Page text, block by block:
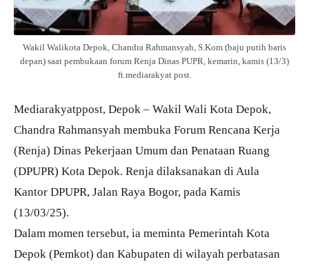
Wakil Walikota Depok, Chandra Rahmansyah, S.Kom (baju putih baris
depan) saat pembukaan forum Renja Dinas PUPR, kemarin, kamis (13/3)
ft.mediarakyat post.
Mediarakyatppost, Depok – Wakil Wali Kota Depok,
Chandra Rahmansyah membuka Forum Rencana Kerja
(Renja) Dinas Pekerjaan Umum dan Penataan Ruang
(DPUPR) Kota Depok. Renja dilaksanakan di Aula
Kantor DPUPR, Jalan Raya Bogor, pada Kamis
(13/03/25).
Dalam momen tersebut, ia meminta Pemerintah Kota
Depok (Pemkot) dan Kabupaten di wilayah perbatasan